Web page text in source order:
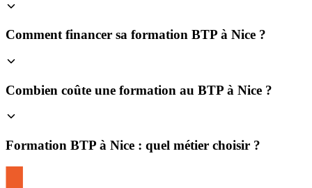
Comment financer sa formation BTP à Nice ?
Combien coûte une formation au BTP à Nice ?
Formation BTP à Nice : quel métier choisir ?